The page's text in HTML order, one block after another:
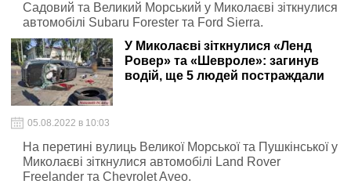
Садовий та Великий Морський у Миколаєві зіткнулися
автомобілі Subaru Forester та Ford Sierra.
У Миколаєві зіткнулися «Ленд
Ровер» та «Шевроле»: загинув
водій, ще 5 людей постраждали
05.08.2022 в 10:03
На перетині вулиць Великої Морської та Пушкінської у
Миколаєві зіткнулися автомобілі Land Rover
Freelander та Chevrolet Aveo.